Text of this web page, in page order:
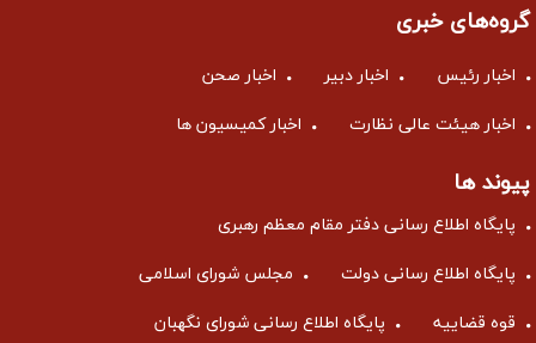
گروه‌های خبری
اخبار رئیس اخبار دبیر اخبار صحن
اخبار هیئت عالی نظارت اخبار کمیسیون ها
پیوند ها
پایگاه اطلاع رسانی دفتر مقام معظم رهبری
پایگاه اطلاع رسانی دولت مجلس شورای اسلامی
قوه قضاییه پایگاه اطلاع رسانی شورای نگهبان